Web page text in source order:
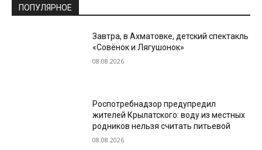
ПОПУЛЯРНОЕ
Завтра, в Ахматовке, детский спектакль
«Совёнок и Лягушонок»
08.08.2026
Роспотребнадзор предупредил
жителей Крылатского: воду из местных
родников нельзя считать питьевой
08.08.2026